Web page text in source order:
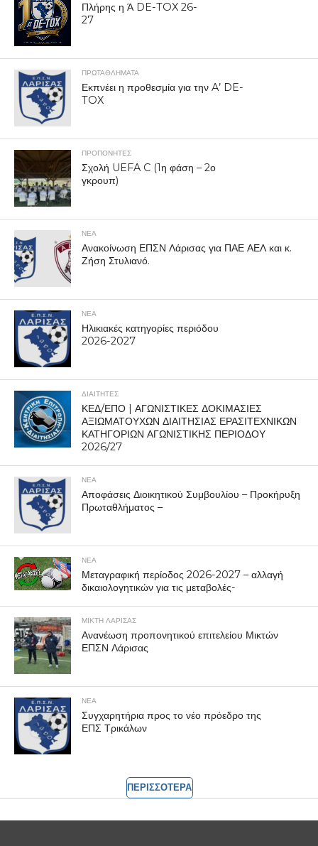
Πλήρης η Ά DE-TOX 26-
27
ΠΡΩΤΑΘΛΉΜΑΤΑ
Εκπνέει η προθεσμία για την A’ DE-
TOX
ΠΡΟΠΟΝΗΤΈΣ
Σχολή UEFA C (1η φάση – 2ο
γκρουπ)
ΝΕΑ
Ανακοίνωση ΕΠΣΝ Λάρισας για ΠΑΕ ΑΕΛ και κ.
Ζήση Στυλιανό.
ΝΕΑ
Ηλικιακές κατηγορίες περιόδου
2026-2027
ΔΙΑΙΤΗΤΕΣ
ΚΕΔ/ΕΠΟ | ΑΓΩΝΙΣΤΙΚΕΣ ΔΟΚΙΜΑΣΙΕΣ
ΑΞΙΩΜΑΤΟΥΧΩΝ ΔΙΑΙΤΗΣΙΑΣ ΕΡΑΣΙΤΕΧΝΙΚΩΝ
ΚΑΤΗΓΟΡΙΩΝ ΑΓΩΝΙΣΤΙΚΗΣ ΠΕΡΙΟΔΟΥ
2026/27
ΝΕΑ
Αποφάσεις Διοικητικού Συμβουλίου – Προκήρυξη
Πρωταθλήματος –
ΝΕΑ
Μεταγραφική περίοδος 2026-2027 – αλλαγή
δικαιολογητικών για τις μεταβολές-
ΜΙΚΤΗ ΛΑΡΙΣΑΣ
Ανανέωση προπονητικού επιτελείου Μικτών
ΕΠΣΝ Λάρισας
ΝΕΑ
Συγχαρητήρια προς το νέο πρόεδρο της
ΕΠΣ Τρικάλων
ΠΕΡΙΣΣΟΤΕΡΑ